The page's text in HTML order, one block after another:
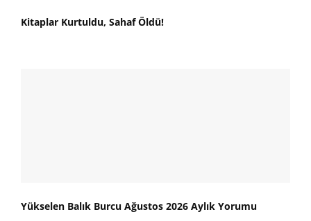
Kitaplar Kurtuldu, Sahaf Öldü!
Yükselen Balık Burcu Ağustos 2026 Aylık Yorumu